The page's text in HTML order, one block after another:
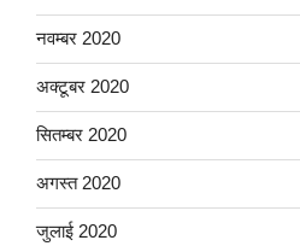
नवम्बर 2020
अक्टूबर 2020
सितम्बर 2020
अगस्त 2020
जुलाई 2020